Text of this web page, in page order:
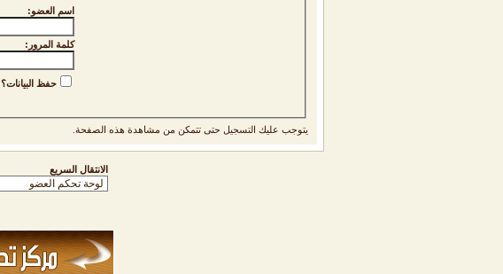
اسم العضو:
كلمة المرور:
حفظ البيانات؟
يتوجب عليك التسجيل حتى تتمكن من مشاهدة هذه الصفحة.
الانتقال السريع